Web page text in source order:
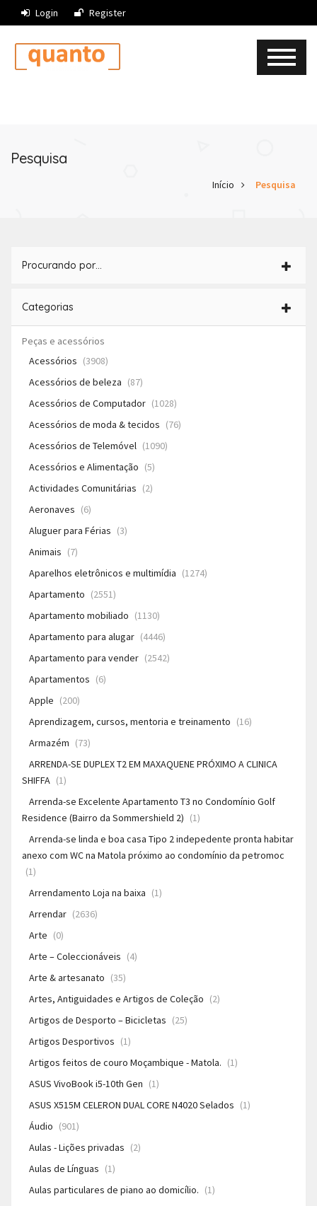
Login Register
Pesquisa
Início Pesquisa
Procurando por…
Categorias
Peças e acessórios
Acessórios (3908)
Acessórios de beleza (87)
Acessórios de Computador (1028)
Acessórios de moda & tecidos (76)
Acessórios de Telemóvel (1090)
Acessórios e Alimentação (5)
Actividades Comunitárias (2)
Aeronaves (6)
Aluguer para Férias (3)
Animais (7)
Aparelhos eletrônicos e multimídia (1274)
Apartamento (2551)
Apartamento mobiliado (1130)
Apartamento para alugar (4446)
Apartamento para vender (2542)
Apartamentos (6)
Apple (200)
Aprendizagem, cursos, mentoria e treinamento (16)
Armazém (73)
ARRENDA-SE DUPLEX T2 EM MAXAQUENE PRÓXIMO A CLINICA
SHIFFA (1)
Arrenda-se Excelente Apartamento T3 no Condomínio Golf
Residence (Bairro da Sommershield 2) (1)
Arrenda-se linda e boa casa Tipo 2 indepedente pronta habitar
anexo com WC na Matola próximo ao condomínio da petromoc
(1)
Arrendamento Loja na baixa (1)
Arrendar (2636)
Arte (0)
Arte – Coleccionáveis (4)
Arte & artesanato (35)
Artes, Antiguidades e Artigos de Coleção (2)
Artigos de Desporto – Bicicletas (25)
Artigos Desportivos (1)
Artigos feitos de couro Moçambique - Matola. (1)
ASUS VivoBook i5-10th Gen (1)
ASUS X515M CELERON DUAL CORE N4020 Selados (1)
Áudio (901)
Aulas - Lições privadas (2)
Aulas de Línguas (1)
Aulas particulares de piano ao domicílio. (1)